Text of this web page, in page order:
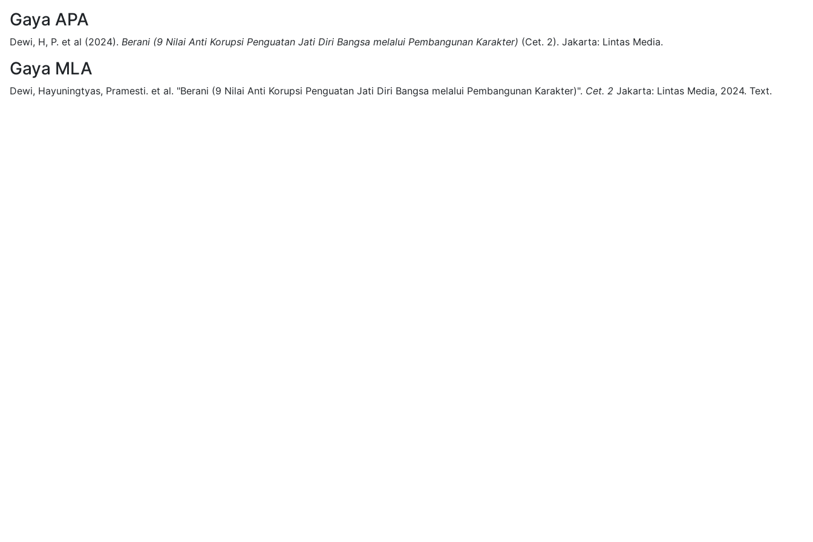
Gaya APA
Dewi, H, P. et al (2024). Berani (9 Nilai Anti Korupsi Penguatan Jati Diri Bangsa melalui Pembangunan Karakter) (Cet. 2). Jakarta: Lintas Media.
Gaya MLA
Dewi, Hayuningtyas, Pramesti. et al. "Berani (9 Nilai Anti Korupsi Penguatan Jati Diri Bangsa melalui Pembangunan Karakter)". Cet. 2 Jakarta: Lintas Media, 2024. Text.